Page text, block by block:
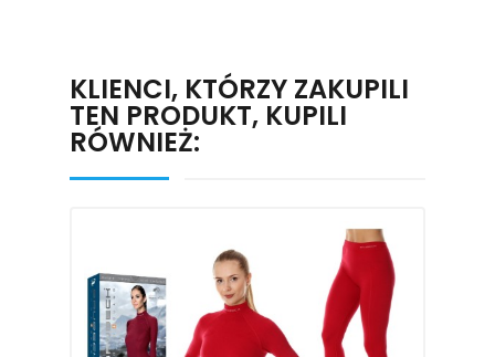
KLIENCI, KTÓRZY ZAKUPILI
TEN PRODUKT, KUPILI
RÓWNIEŻ: